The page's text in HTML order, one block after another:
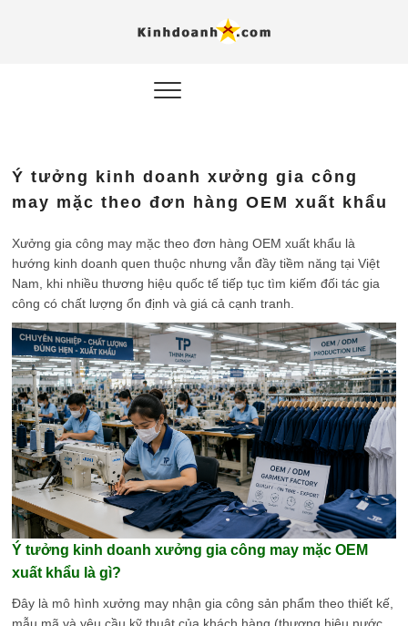
AI
Ý tưởng kinh doanh xưởng gia công
may mặc theo đơn hàng OEM xuất khẩu
Xưởng gia công may mặc theo đơn hàng OEM xuất khẩu là
hướng kinh doanh quen thuộc nhưng vẫn đầy tiềm năng tại Việt
Nam, khi nhiều thương hiệu quốc tế tiếp tục tìm kiếm đối tác gia
công có chất lượng ổn định và giá cả cạnh tranh.
Ý tưởng kinh doanh xưởng gia công may mặc OEM
xuất khẩu là gì?
Đây là mô hình xưởng may nhận gia công sản phẩm theo thiết kế,